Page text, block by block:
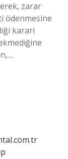
zarar
ödenmesine
karari